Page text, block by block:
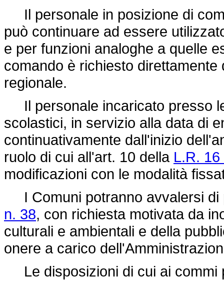
Il personale in posizione di
può continuare ad essere
e per funzioni analoghe a quelle
comando è richiesto
regionale.
Il personale incaricato presso
scolastici, in servizio alla data di
continuativamente dall'inizio
ruolo di cui all'art. 10 della L.R.
modificazioni con le modalità
I Comuni potranno avvalersi di
n. 38, con richiesta motivata da
culturali e ambientali e della
onere a carico
Le disposizioni di cui ai commi